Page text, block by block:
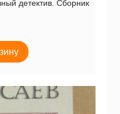
детектив. Сборник